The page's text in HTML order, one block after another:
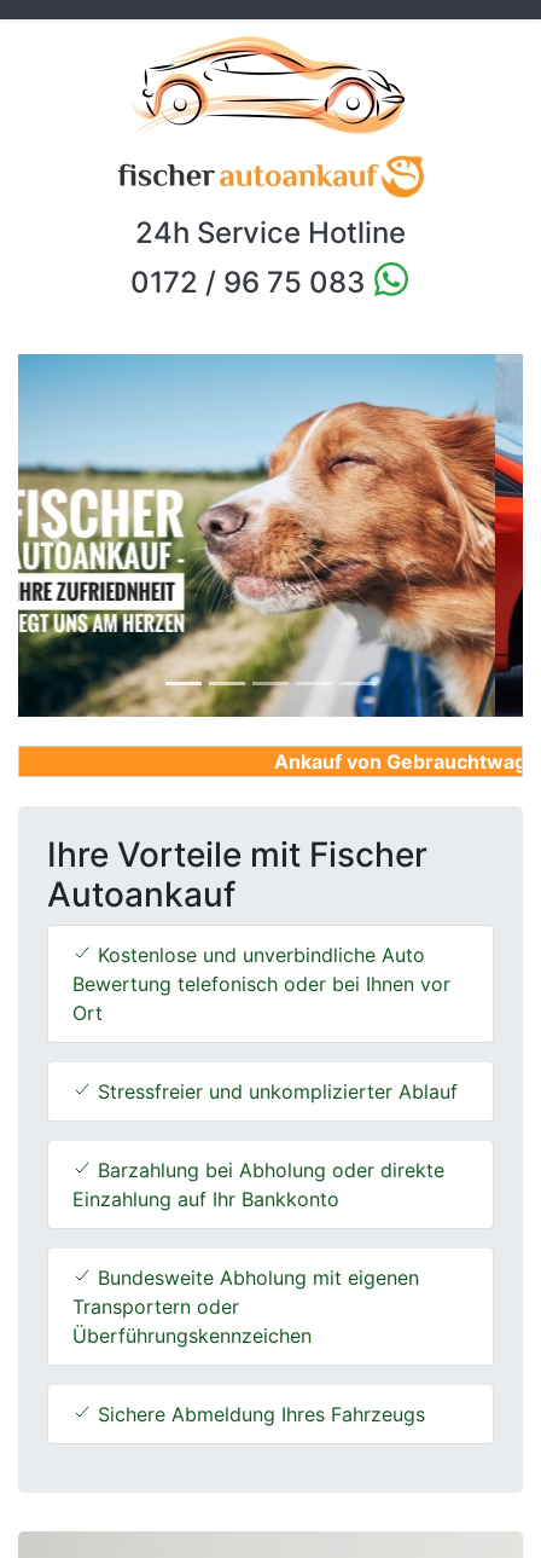
24h Service Hotline
0172 / 96 75 083
Previous Next
Ankauf von
Ihre Vorteile mit Fischer
Autoankauf
Kostenlose und unverbindliche Auto
Bewertung telefonisch oder bei Ihnen vor
Ort
Stressfreier und unkomplizierter Ablauf
Barzahlung bei Abholung oder direkte
Einzahlung auf Ihr Bankkonto
Bundesweite Abholung mit eigenen
Transportern oder
Überführungskennzeichen
Sichere Abmeldung Ihres Fahrzeugs